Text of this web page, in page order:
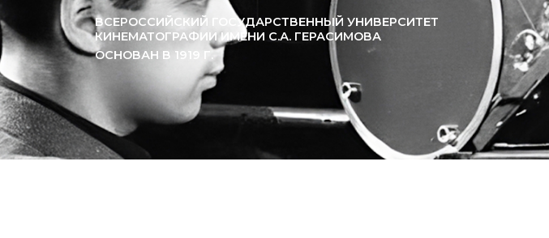
ВСЕРОССИЙСКИЙ ГОСУДАРСТВЕННЫЙ УНИВЕРСИТЕТ
КИНЕМАТОГРАФИИ ИМЕНИ С.А. ГЕРАСИМОВА
ОСНОВАН В 1919 Г.